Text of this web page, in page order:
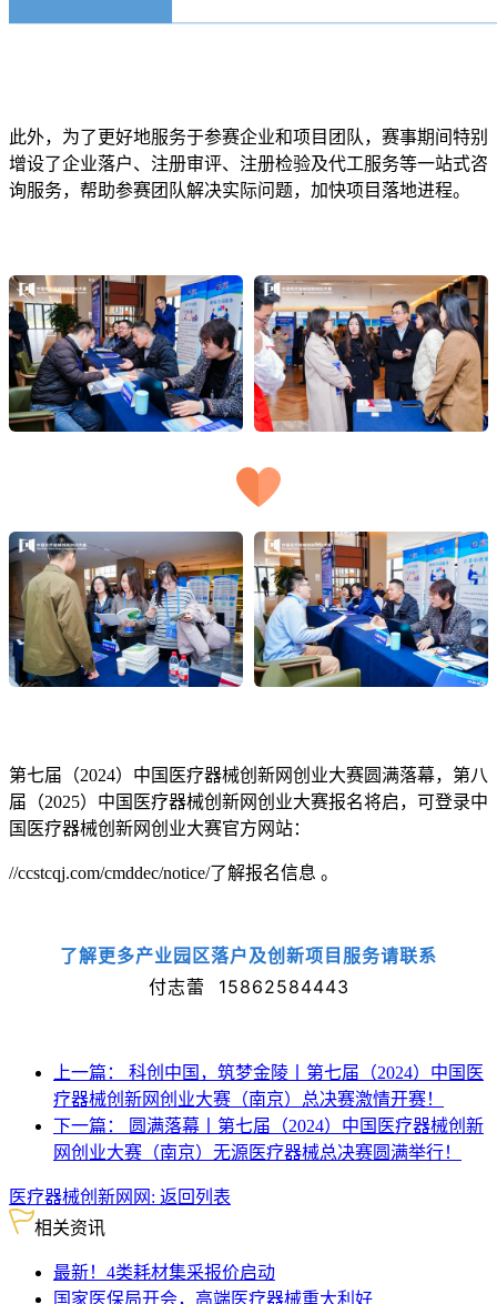
此外，为了更好地服务于参赛企业和项目团队，赛事期间特别
增设了企业落户、注册审评、注册检验及代工服务等一站式咨
询服务，帮助参赛团队解决实际问题，加快项目落地进程。
第七届（2024）中国医疗器械创新网创业大赛圆满落幕，第八
届（2025）中国医疗器械创新网创业大赛报名将启，可登录中
国医疗器械创新网创业大赛官方网站：
//ccstcqj.com/cmddec/notice/了解报名信息 。
了解更多产业园区落户及创新项目服务请联系
付志蕾 15862584443
上一篇： 科创中国，筑梦金陵丨第七届（2024）中国医
疗器械创新网创业大赛（南京）总决赛激情开赛！
下一篇：
圆满落幕丨第七届（2024）中国医疗器械创新
网创业大赛（南京）无源医疗器械总决赛圆满举行！
医疗器械创新网网: 返回列表
相关资讯
最新！4类耗材集采报价启动
国家医保局开会，高端医疗器械重大利好